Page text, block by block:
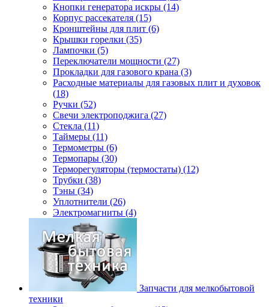
Кнопки генератора искры (14)
Корпус рассекателя (15)
Кронштейны для плит (6)
Крышки горелки (35)
Лампочки (5)
Переключатели мощности (27)
Прокладки для газового крана (3)
Расходные материалы для газовых плит и духовок
(18)
Ручки (52)
Свечи электроподжига (27)
Стекла (11)
Таймеры (11)
Термометры (6)
Термопары (30)
Терморегуляторы (термостаты) (12)
Трубки (38)
Тэны (34)
Уплотнители (26)
Электромагниты (4)
Запчасти для мелкобытовой
техники